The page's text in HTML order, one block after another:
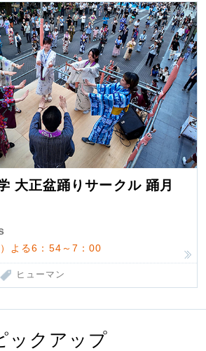
大正盆踊りサークル 踊月
よる6：54～7：00
ヒューマン
ックアップ